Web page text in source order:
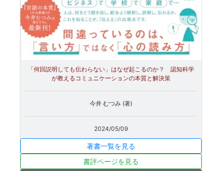
「何回説明しても伝わらない」はなぜ起こるのか？ 認知科学
が教えるコミュニケーションの本質と解決策
今井 むつみ (著)
2024/05/09
著書一覧を見る
書評ページを見る